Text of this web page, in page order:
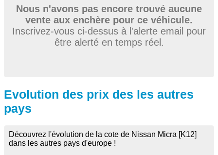
Nous n'avons pas encore trouvé aucune
vente aux enchère pour ce véhicule.
Inscrivez-vous ci-dessus à l'alerte email pour
être alerté en temps réel.
Evolution des prix des les autres
pays
Découvrez l'évolution de la cote de Nissan Micra [K12]
dans les autres pays d'europe !